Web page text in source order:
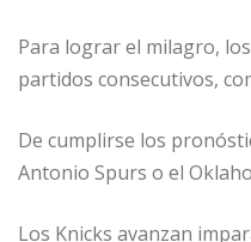
Para lograr el milagro,
partidos consecutivos,
De cumplirse los
Antonio Spurs o el
Los Knicks avanzan